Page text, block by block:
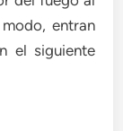
entran
el siguiente